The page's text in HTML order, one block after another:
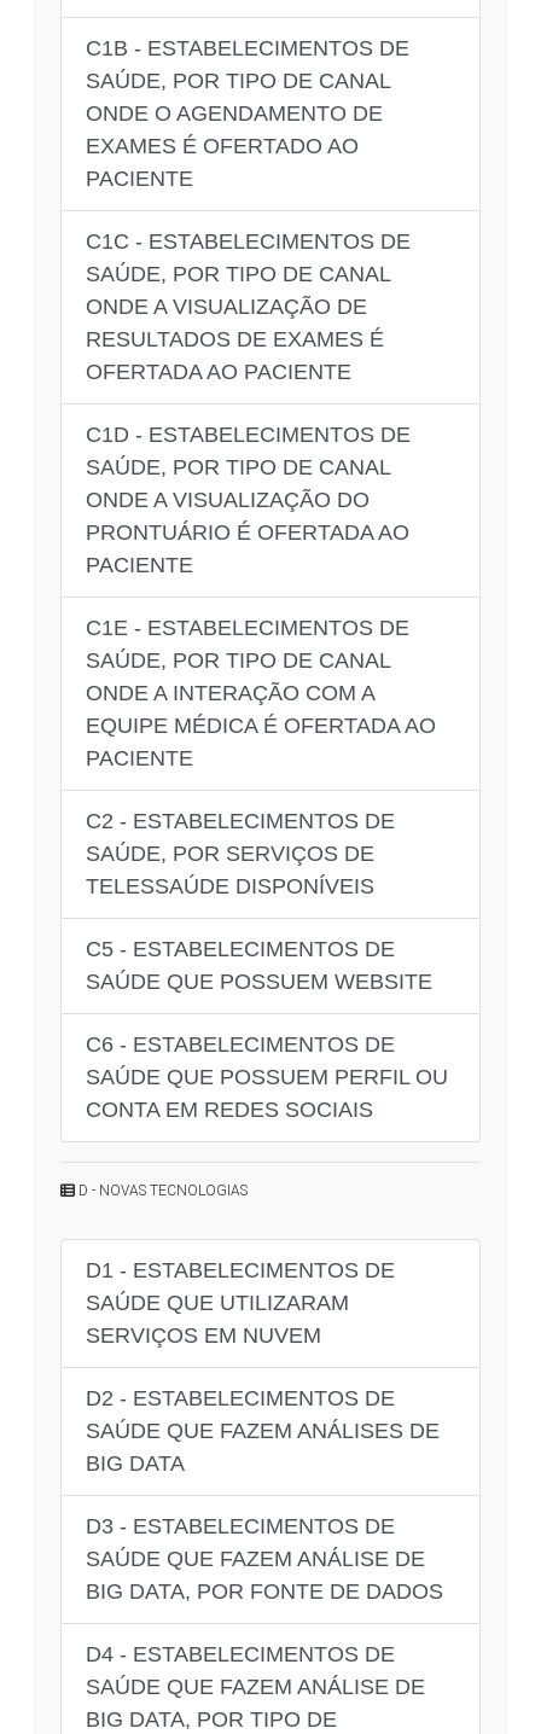
C1B - ESTABELECIMENTOS DE
SAÚDE, POR TIPO DE CANAL
ONDE O AGENDAMENTO DE
EXAMES É OFERTADO AO
PACIENTE
C1C - ESTABELECIMENTOS DE
SAÚDE, POR TIPO DE CANAL
ONDE A VISUALIZAÇÃO DE
RESULTADOS DE EXAMES É
OFERTADA AO PACIENTE
C1D - ESTABELECIMENTOS DE
SAÚDE, POR TIPO DE CANAL
ONDE A VISUALIZAÇÃO DO
PRONTUÁRIO É OFERTADA AO
PACIENTE
C1E - ESTABELECIMENTOS DE
SAÚDE, POR TIPO DE CANAL
ONDE A INTERAÇÃO COM A
EQUIPE MÉDICA É OFERTADA AO
PACIENTE
C2 - ESTABELECIMENTOS DE
SAÚDE, POR SERVIÇOS DE
TELESSAÚDE DISPONÍVEIS
C5 - ESTABELECIMENTOS DE
SAÚDE QUE POSSUEM WEBSITE
C6 - ESTABELECIMENTOS DE
SAÚDE QUE POSSUEM PERFIL OU
CONTA EM REDES SOCIAIS
D - NOVAS TECNOLOGIAS
D1 - ESTABELECIMENTOS DE
SAÚDE QUE UTILIZARAM
SERVIÇOS EM NUVEM
D2 - ESTABELECIMENTOS DE
SAÚDE QUE FAZEM ANÁLISES DE
BIG DATA
D3 - ESTABELECIMENTOS DE
SAÚDE QUE FAZEM ANÁLISE DE
BIG DATA, POR FONTE DE DADOS
D4 - ESTABELECIMENTOS DE
SAÚDE QUE FAZEM ANÁLISE DE
BIG DATA, POR TIPO DE